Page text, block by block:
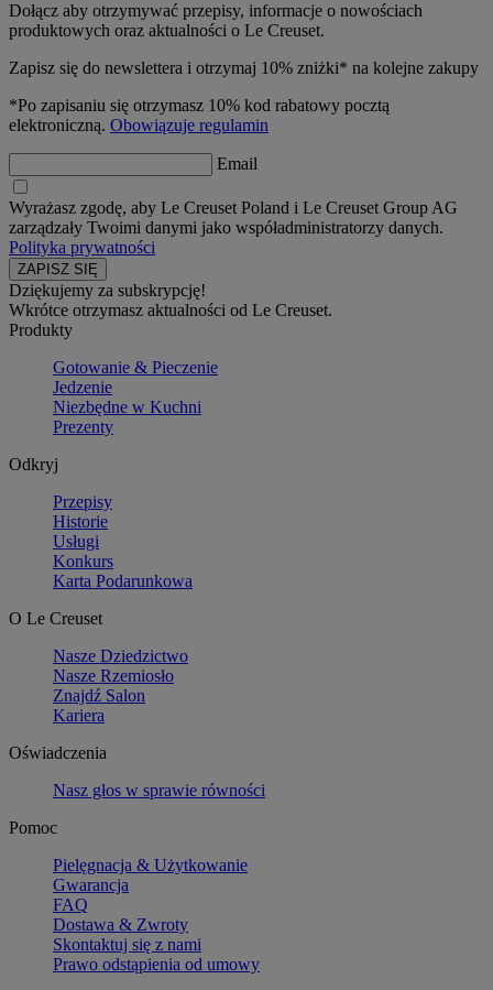
Dołącz aby otrzymywać przepisy, informacje o nowościach
produktowych oraz aktualności o Le Creuset.
Zapisz się do newslettera i otrzymaj 10% zniżki* na kolejne zakupy
*Po zapisaniu się otrzymasz 10% kod rabatowy pocztą
elektroniczną. Obowiązuje regulamin
Email
Wyrażasz zgodę, aby Le Creuset Poland i Le Creuset Group AG
zarządzały Twoimi danymi jako współadministratorzy danych.
Polityka prywatności
Dziękujemy za subskrypcję!
Wkrótce otrzymasz aktualności od Le Creuset.
Produkty
Gotowanie & Pieczenie
Jedzenie
Niezbędne w Kuchni
Prezenty
Odkryj
Przepisy
Historie
Usługi
Konkurs
Karta Podarunkowa
O Le Creuset
Nasze Dziedzictwo
Nasze Rzemiosło
Znajdź Salon
Kariera
Oświadczenia
Nasz głos w sprawie równości
Pomoc
Pielęgnacja & Użytkowanie
Gwarancja
FAQ
Dostawa & Zwroty
Skontaktuj się z nami
Prawo odstąpienia od umowy